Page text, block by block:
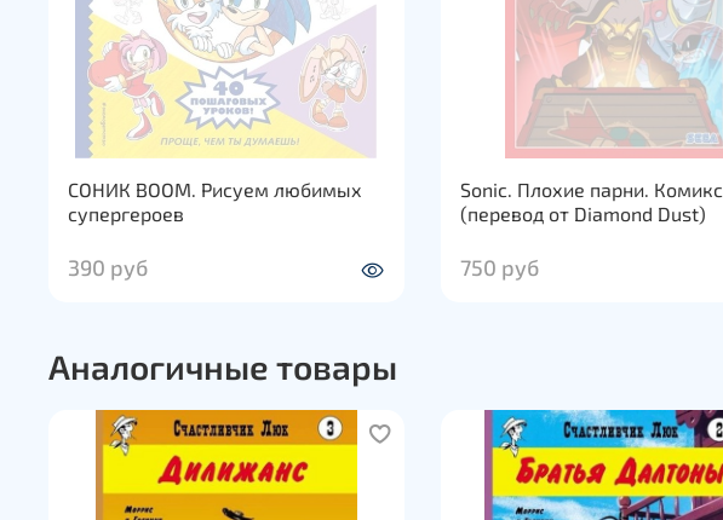
СОНИК BOOM. Рисуем любимых
супергероев
390 руб
Sonic. Плохие парни. Комикс
(перевод от Diamond Dust)
750 руб
Аналогичные товары